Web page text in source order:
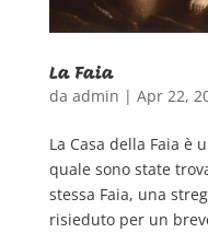
La Faia
da admin | Apr 22,
La Casa della Faia è
quale sono state
stessa Faia, una
risieduto per un